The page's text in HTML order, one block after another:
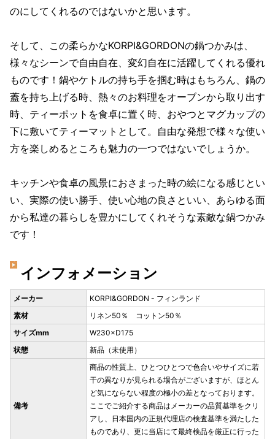
のにしてくれるのではないかと思います。
そして、この柔らかなKORPI&GORDONの鍋つかみは、
様々なシーンで自由自在、変幻自在に活躍してくれる優れ
ものです！鍋やケトルの持ち手を掴む時はもちろん、鍋の
蓋を持ち上げる時、熱々のお料理をオーブンから取り出す
時、ティーポットを食卓に置く時、おやつとマグカップの
下に敷いてティーマットとして。自由な発想で様々な使い
方を楽しめるところも魅力の一つではないでしょうか。
キッチンや食卓の風景におさまった時の絵になる感じとい
い、実際の使い勝手、使い心地の良さといい、あらゆる面
から私達の暮らしを豊かにしてくれそうな素敵な鍋つかみ
です！
インフォメーション
メーカー
KORPI&GORDON - フィンランド
素材
リネン50％ コットン50％
サイズmm
W230×D175
状態
新品（未使用）
備考
商品の性質上、ひとつひとつで色合いやサイズに若
干の異なりが見られる場合がございますが、ほとん
ど気にならない程度の極小の差となっております。
ここでご紹介する商品はメーカーの品質基準をクリ
アし、日本国内の正規代理店の検査基準を満たした
ものであり、更に当店にて最終検品を厳正に行った